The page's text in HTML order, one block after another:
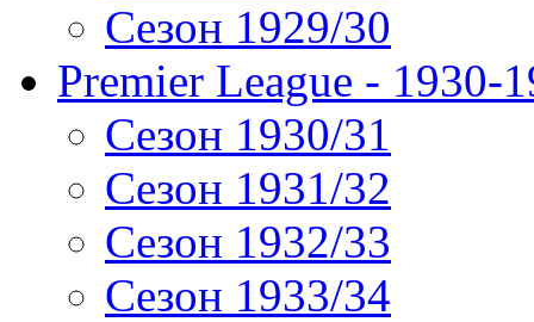
Сезон 1929/30
Premier League - 1930-
Сезон 1930/31
Сезон 1931/32
Сезон 1932/33
Сезон 1933/34